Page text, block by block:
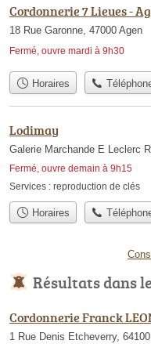
Cordonnerie 7 Lieues -
18 Rue Garonne, 47000 Agen
Fermé, ouvre mardi à 9h30
Horaires
Lodimay
Galerie Marchande E Leclerc
Fermé, ouvre demain à 9h15
Services : reproduction de clés
Horaires
Résultats dans
Cordonnerie Franck
1 Rue Denis Etcheverry,